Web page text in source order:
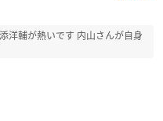
洋輔が熱いです 内山さんが自身